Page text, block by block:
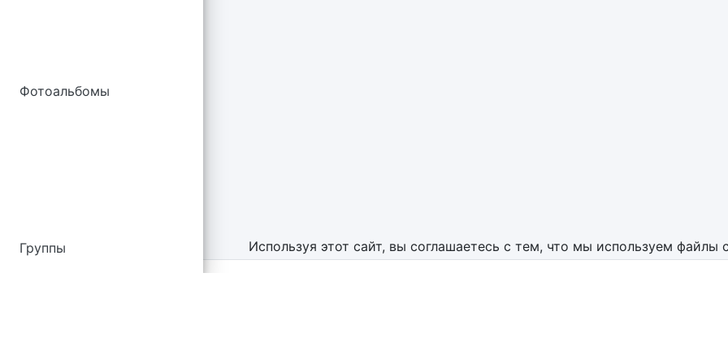
Фотоальбомы
Группы Используя этот сайт, вы соглашаетесь с тем, что мы используем файлы